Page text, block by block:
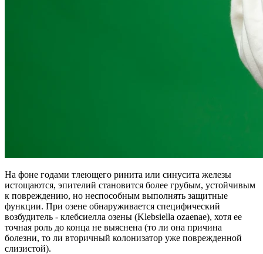
На фоне годами тлеющего ринита или синусита железы
истощаются, эпителий становится более грубым, устойчивым
к повреждению, но неспособным выполнять защитные
функции. При озене обнаруживается специфический
возбудитель - клебсиелла озены (Klebsiella ozaenae), хотя ее
точная роль до конца не выяснена (то ли она причина
болезни, то ли вторичный колонизатор уже поврежденной
слизистой).